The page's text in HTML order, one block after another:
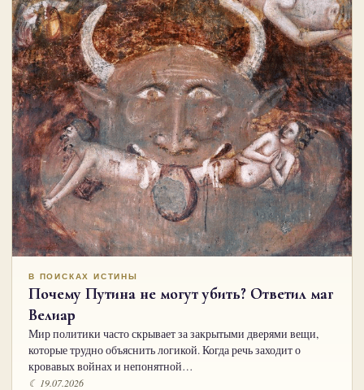
В ПОИСКАХ ИСТИНЫ
Почему Путина не могут убить? Ответил маг
Велиар
Мир политики часто скрывает за закрытыми дверями вещи,
которые трудно объяснить логикой. Когда речь заходит о
кровавых войнах и непонятной…
☾ 19.07.2026